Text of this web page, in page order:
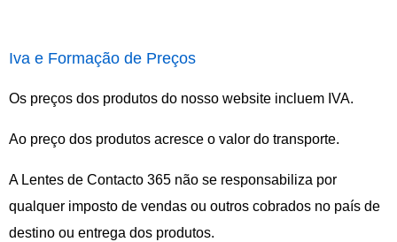
Iva e Formação de Preços
Os preços dos produtos do nosso website incluem IVA.
Ao preço dos produtos acresce o valor do transporte.
A Lentes de Contacto 365 não se responsabiliza por
qualquer imposto de vendas ou outros cobrados no país de
destino ou entrega dos produtos.